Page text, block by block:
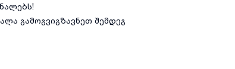
გამოგვიგზავნეთ შემდეგ